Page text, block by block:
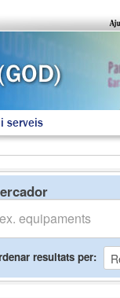
serveis
resultats per